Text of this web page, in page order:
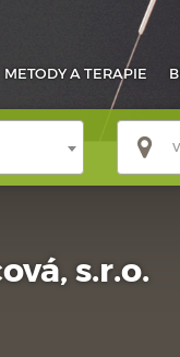
METODYA TERAPIE
s.r.o.